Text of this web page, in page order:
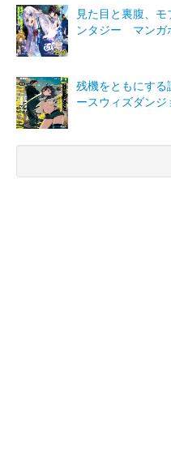
見た目と裏腹、
ンタジー マンガ
残機をともにす
ースウィズダンジ